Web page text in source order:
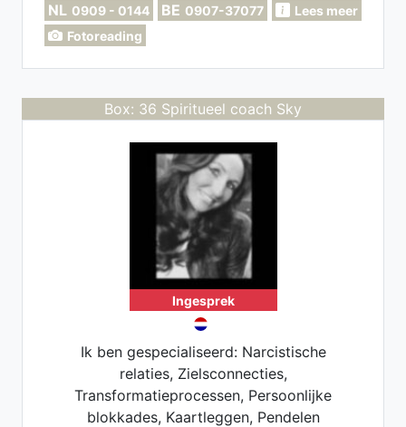
NL 0909 - 0144 BE 0907-37077
Lees meer
Fotoreading
Box: 36 Spiritueel coach Sky
Ingesprek
Ik ben gespecialiseerd: Narcistische
relaties, Zielsconnecties,
Transformatieprocessen, Persoonlijke
blokkades, Kaartleggen, Pendelen